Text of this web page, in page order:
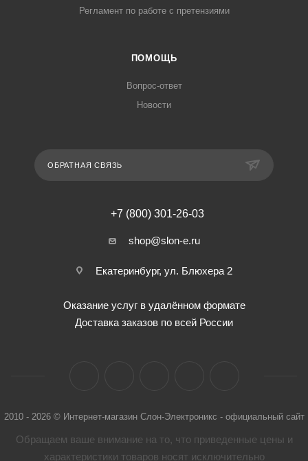
Регламент по работе с претензиями
ПОМОЩЬ
Вопрос-ответ
Новости
ОБРАТНАЯ СВЯЗЬ
+7 (800) 301-26-03
shop@slon-e.ru
Екатеринбург, ул. Блюхера 2
Оказание услуг в удалённом формате
Доставка заказов по всей России
2010 - 2026 © Интернет-магазин Слон-Электроникс - официальный сайт
Обращаем ваше внимание на то, что приведенные цены и
характеристики товaров носят исключительно